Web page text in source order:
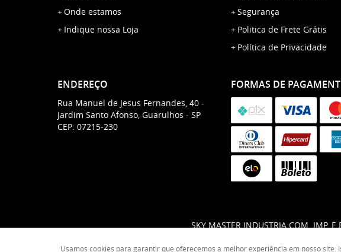
Onde estamos
Indique nossa Loja
Segurança
Politica de Frete Grátis
Política de Privacidade
ENDEREÇO
Rua Manuel de Jesus Fernandes, 40 -
Jardim Santo Afonso, Guarulhos - SP
CEP: 07215-230
FORMAS DE
SKY MASTER INDUSTRIA COM. IMP. E
Usamos cookies para garantir que oferecemos a melhor experiência em nosso